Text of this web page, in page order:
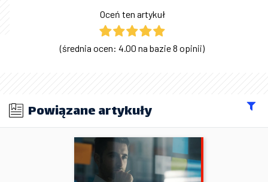
Oceń ten artykuł
(średnia ocen: 4.00 na bazie 8 opinii)
Powiązane artykuły